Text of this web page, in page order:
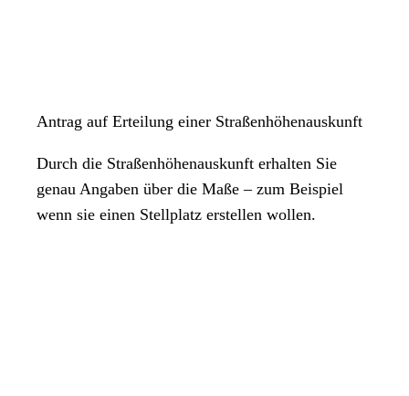
Antrag auf Erteilung einer Straßenhöhenauskunft
Durch die Straßenhöhenauskunft erhalten Sie
genau Angaben über die Maße – zum Beispiel
wenn sie einen Stellplatz erstellen wollen.